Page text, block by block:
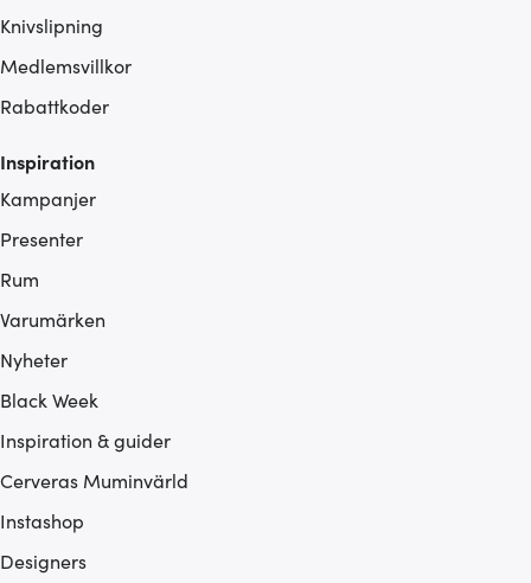
Knivslipning
Medlemsvillkor
Rabattkoder
Inspiration
Kampanjer
Presenter
Rum
Varumärken
Nyheter
Black Week
Inspiration & guider
Cerveras Muminvärld
Instashop
Designers